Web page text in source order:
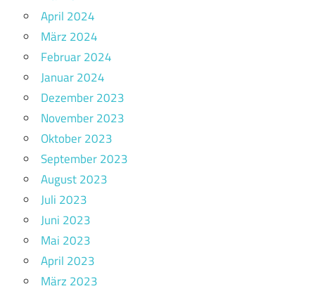
April 2024
März 2024
Februar 2024
Januar 2024
Dezember 2023
November 2023
Oktober 2023
September 2023
August 2023
Juli 2023
Juni 2023
Mai 2023
April 2023
März 2023